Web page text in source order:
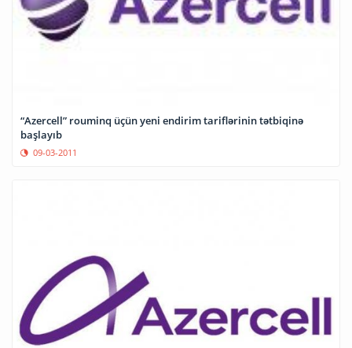
“Azercell” rouminq üçün yeni endirim tariflərinin tətbiqinə
başlayıb
09-03-2011